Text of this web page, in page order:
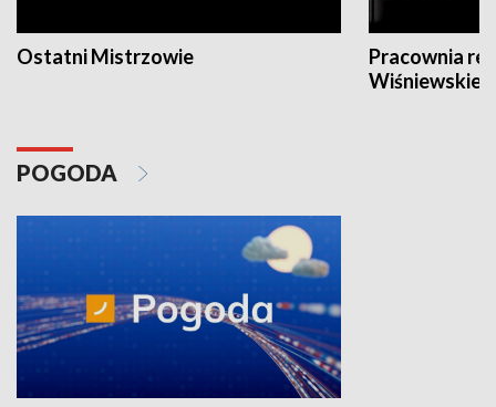
Ostatni Mistrzowie
Pracownia
POGODA